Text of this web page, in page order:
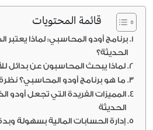
قائمة المحتويات
برنامج أودو المحاسبي: لماذا يعتبر
الحديثة؟
لماذا يبحث المحاسبون عن بدائل
ما هو برنامج أودو المحاسبي؟
المميزات الفريدة التي تجعل أودو
الحديثة
إدارة الحسابات المالية بسهولة